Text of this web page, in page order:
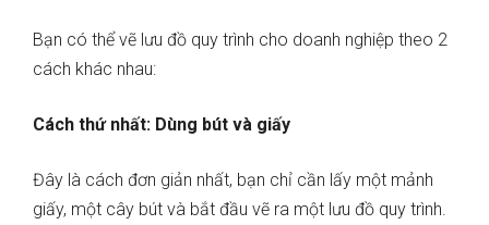
Bạn có thể vẽ lưu đồ quy trình cho doanh nghiệp theo 2
cách khác nhau:
Cách thứ nhất: Dùng bút và giấy
Đây là cách đơn giản nhất, bạn chỉ cần lấy một mảnh
giấy, một cây bút và bắt đầu vẽ ra một lưu đồ quy trình.